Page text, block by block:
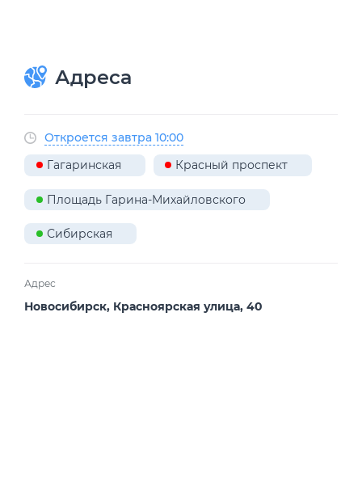
Адреса
Откроется завтра 10:00
Гагаринская
Красный проспект
Площадь Гарина-Михайловского
Сибирская
Адрес
Новосибирск, Красноярская улица, 40